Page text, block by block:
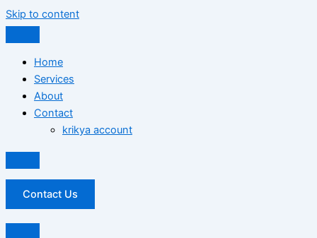
Skip to content
Home
Services
About
Contact
krikya account
Contact Us